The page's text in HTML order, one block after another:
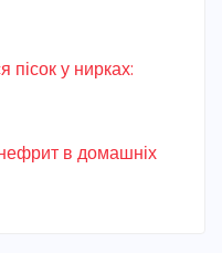
пісок у нирках:
в домашніх